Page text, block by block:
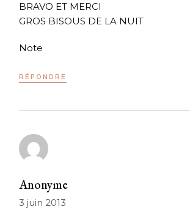
BRAVO ET MERCI
GROS BISOUS DE LA NUIT
Note
RÉPONDRE
Anonyme
3 juin 2013